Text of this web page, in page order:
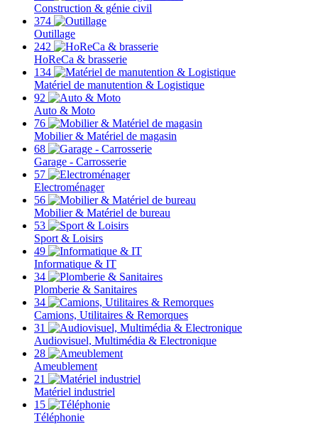
Construction & génie civil
374
Outillage
242
HoReCa & brasserie
134
Matériel de manutention & Logistique
92
Auto & Moto
76
Mobilier & Matériel de magasin
68
Garage - Carrosserie
57
Electroménager
56
Mobilier & Matériel de bureau
53
Sport & Loisirs
49
Informatique & IT
34
Plomberie & Sanitaires
34
Camions, Utilitaires & Remorques
31
Audiovisuel, Multimédia & Electronique
28
Ameublement
21
Matériel industriel
15
Téléphonie